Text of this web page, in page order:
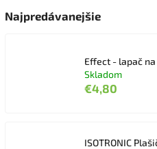
Najpredávanejšie
Effect - lapač
Skladom
€4,80
ISOTRONIC